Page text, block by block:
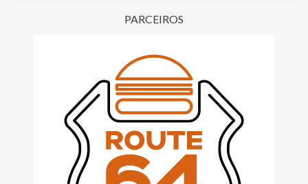
PARCEIROS